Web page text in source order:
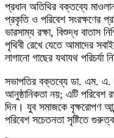
প্রধান অতিথির বক্তব্যে
প্রকৃতি ও পরিবেশ সংরক্ষণের
ভারসাম্য রক্ষা, বিশুদ্ধ বাতাস
পৃথিবী রেখে যেতে আমাদের
লাগানো গাছের যথাযথ পরিচর্যা
সভাপতির বক্তব্যে ডা. এম. এ.
আনুষ্ঠানিকতা নয়; এটি পরিবেশ
দিন। যুব সমাজকে বৃক্ষরোপণ
পরিবেশ সচেতনতা সৃষ্টিতে